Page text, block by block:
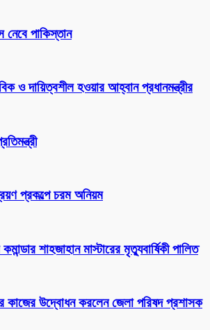
নেবে পাকিস্তান
ও দায়িত্বশীল হওয়ার আহ্বান প্রধানমন্ত্রীর
প্রকল্পে চরম অনিয়ম
শাহজাহান মাস্টারের মৃত্যুবার্ষিকী পালিত
কাজের উদ্বোধন করলেন জেলা পরিষদ প্রশাসক